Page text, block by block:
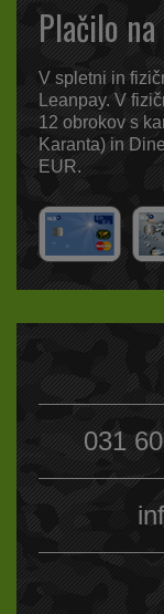
Plačilo
V spletni in
Leanpay. V
12 obrokov s
Karanta) in
EUR.
031